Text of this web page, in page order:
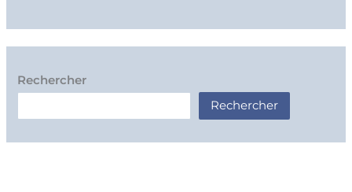
Rechercher
Rechercher